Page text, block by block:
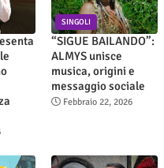
SINGOLI
“SIGUE BAILANDO”:
ALMYS unisce
musica, origini e
messaggio sociale
Febbraio 22, 2026